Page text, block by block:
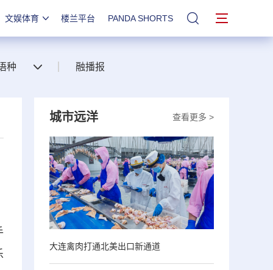
文娱体育 楼兰平台 PANDA SHORTS 站内搜索
种 融播报
查看更多 >
城市远洋
大连禽肉打通北美出口新通道